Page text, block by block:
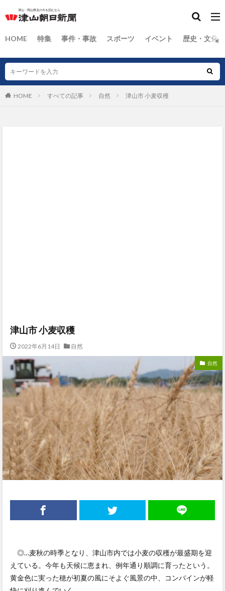
HOME 特集 事件・事故 スポーツ イベント 歴史・文化
HOME すべての記事 自然 津山市 小麦収穫
津山市 小麦収穫
2022年6月14日 自然
自然
◎…麦秋の時季となり、津山市内では小麦の収穫が最盛期を迎
えている。今年も天候に恵まれ、例年通り順調に育ったという。
黄金色に実った穂が初夏の風にそよぐ風景の中、コンバインが軽